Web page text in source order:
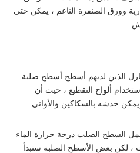
وورق الصنفرة الناعم ، يمكن حتى
الذين لديهم أسطح أسطح صلبة
ألواح التقطيع ، حيث أن
خدشه بالسكاكين والأواني
السطح الصلب درجة حرارة الماء
212 فهرنهايت ، لكن بعض الأسطح الصلبة ستبدأ